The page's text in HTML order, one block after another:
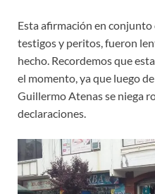
Esta afirmación en
testigos y peritos, fueron
hecho. Recordemos que
el momento, ya que luego
Guillermo Atenas se niega
declaraciones.